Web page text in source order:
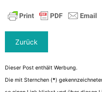
Dieser Post enthält Werbung.
Die mit Sternchen (*)